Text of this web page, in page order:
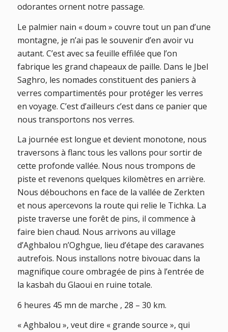
odorantes ornent notre passage.
Le palmier nain « doum » couvre tout un pan d’une
montagne, je n’ai pas le souvenir d’en avoir vu
autant. C’est avec sa feuille effilée que l’on
fabrique les grand chapeaux de paille. Dans le Jbel
Saghro, les nomades constituent des paniers à
verres compartimentés pour protéger les verres
en voyage. C’est d’ailleurs c’est dans ce panier que
nous transportons nos verres.
La journée est longue et devient monotone, nous
traversons à flanc tous les vallons pour sortir de
cette profonde vallée. Nous nous trompons de
piste et revenons quelques kilomètres en arrière.
Nous débouchons en face de la vallée de Zerkten
et nous apercevons la route qui relie le Tichka. La
piste traverse une forêt de pins, il commence à
faire bien chaud. Nous arrivons au village
d’Aghbalou n’Oghgue, lieu d’étape des caravanes
autrefois. Nous installons notre bivouac dans la
magnifique coure ombragée de pins à l’entrée de
la kasbah du Glaoui en ruine totale.
6 heures 45 mn de marche , 28 – 30 km.
« Aghbalou », veut dire « grande source », qui